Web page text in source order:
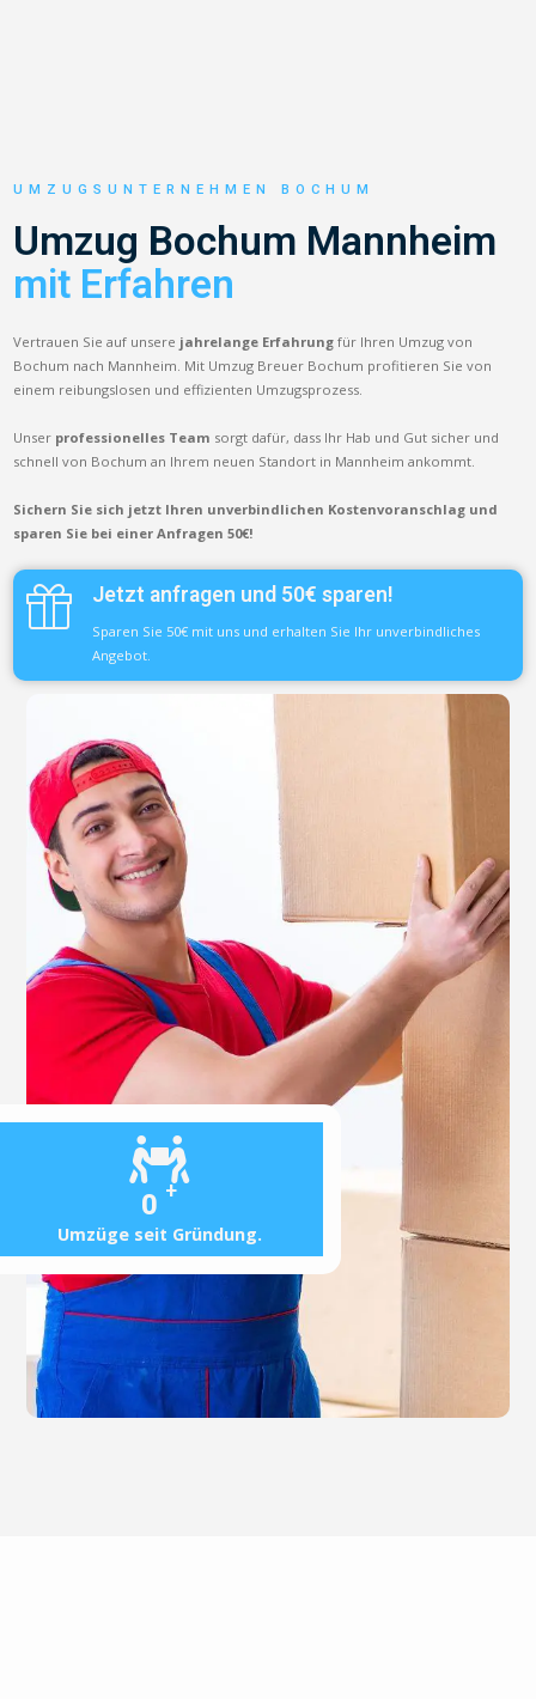
0 +
Umzüge seit Gründung.
UMZUGSUNTERNEHMEN BOCHUM
Umzug Bochum Mannheim
mit Erfahren
Vertrauen Sie auf unsere jahrelange Erfahrung für Ihren Umzug von
Bochum nach Mannheim. Mit Umzug Breuer Bochum profitieren Sie von
einem reibungslosen und effizienten Umzugsprozess.
Unser professionelles Team sorgt dafür, dass Ihr Hab und Gut sicher und
schnell von Bochum an Ihrem neuen Standort in Mannheim ankommt.
Sichern Sie sich jetzt Ihren unverbindlichen Kostenvoranschlag und
sparen Sie bei einer Anfragen 50€!
Jetzt anfragen und 50€ sparen!
Sparen Sie 50€ mit uns und erhalten Sie Ihr unverbindliches
Angebot.